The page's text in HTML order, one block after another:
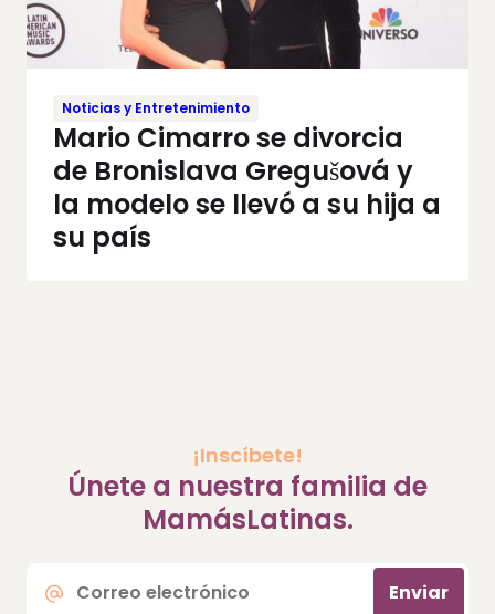
Noticias y Entretenimiento
Mario Cimarro se divorcia
de Bronislava Gregušová y
la modelo se llevó a su hija a
su país
¡Inscíbete!
Únete a nuestra familia de
MamásLatinas.
electrónico
Enviar